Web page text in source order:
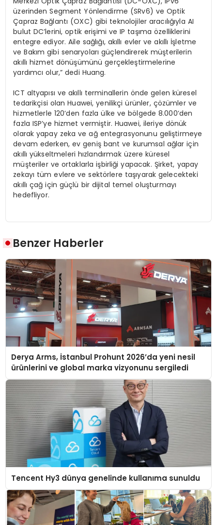
üzerinden Segment Yönlendirme (SRv6) ve Optik
Çapraz Bağlantı (OXC) gibi teknolojiler aracılığıyla AI
bulut DC’lerini, optik erişimi ve IP taşıma özelliklerini
entegre ediyor.Aile sağlığı, akıllı evler ve akıllı İşletme
ve Bakım gibi senaryoları güçlendirerek müşterilerin
akıllı hizmet dönüşümünü gerçekleştirmelerine
yardımcı olur,” dedi Huang.
ICT altyapısı ve akıllı terminallerin önde gelen küresel
tedarikçisi olan Huawei, yenilikçi ürünler, çözümler ve
hizmetlerle 120’den fazla ülke ve bölgede 8.000’den
fazla ISP’ye hizmet vermiştir. Huawei, ileriye dönük
olarak yapay zeka ve ağ entegrasyonunu geliştirmeye
devam ederken, ev geniş bant ve kurumsal ağlar için
akıllı yükseltmeleri hızlandırmak üzere küresel
müşteriler ve ortaklarla işbirliği yapacak. Şirket, yapay
zekayı tüm evlere ve sektörlere taşıyarak gelecekteki
akıllı çağ için güçlü bir dijital temel oluşturmayı
hedefliyor.
Benzer Haberler
Derya Arms, İstanbul Prohunt 2026’da yeni nesil
ürünlerini ve global marka vizyonunu sergiledi
Tencent Hy3 dünya genelinde kullanıma sunuldu